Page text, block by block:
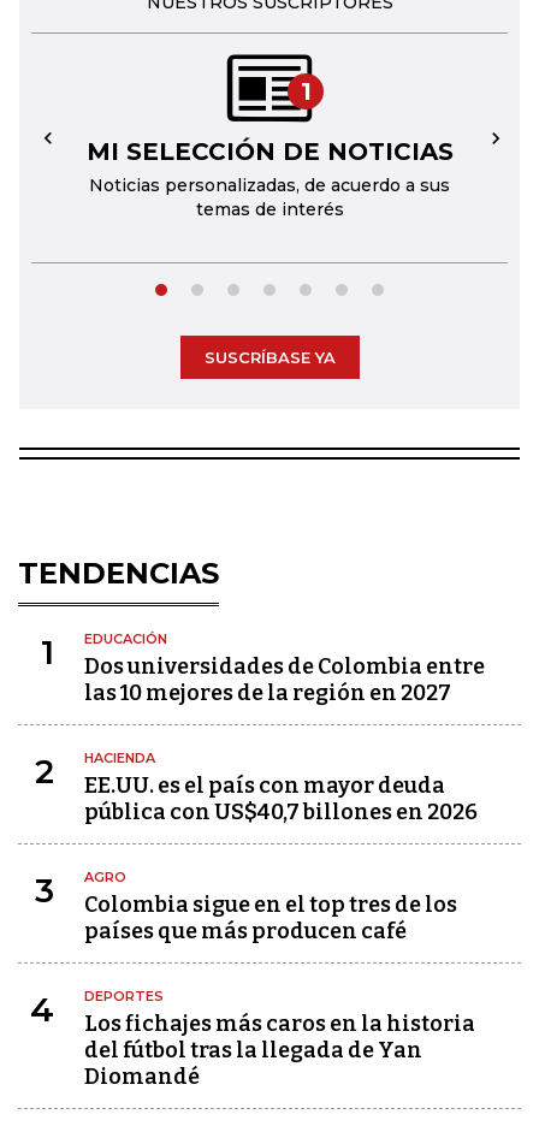
1
MI SELECCIÓN DE NOTICIAS
Noticias personalizadas, de acuerdo a sus
temas de interés
← →
SUSCRÍBASE YA
TENDENCIAS
1 EDUCACIÓN
Dos universidades de Colombia entre
las 10 mejores de la región en 2027
2 HACIENDA
EE.UU. es el país con mayor deuda
pública con US$40,7 billones en 2026
3 AGRO
Colombia sigue en el top tres de los
países que más producen café
4 DEPORTES
Los fichajes más caros en la historia
del fútbol tras la llegada de Yan
Diomandé